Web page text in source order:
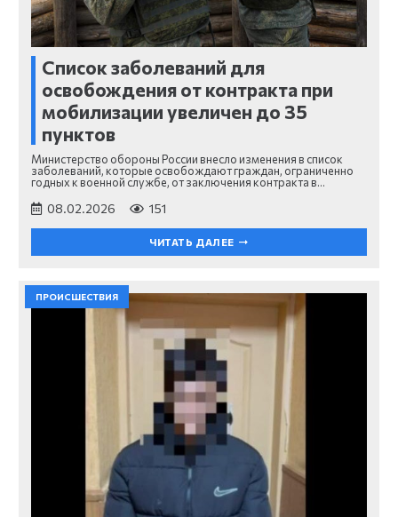
Список заболеваний для
освобождения от контракта при
мобилизации увеличен до 35
пунктов
Министерство обороны России внесло изменения в список
заболеваний, которые освобождают граждан, ограниченно
годных к военной службе, от заключения контракта в…
08.02.2026 151
ЧИТАТЬ ДАЛЕЕ
ПРОИСШЕСТВИЯ